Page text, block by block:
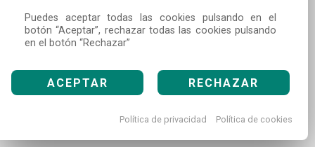
Puedes aceptar todas las cookies pulsando en el
botón “Aceptar”, rechazar todas las cookies pulsando
en el botón “Rechazar”
ACEPTAR RECHAZAR
Política de privacidad Política de cookies